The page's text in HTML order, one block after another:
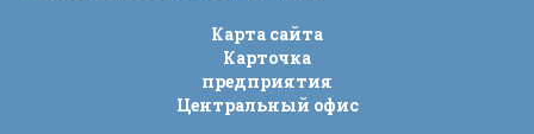
Карта сайта
Карточка
предприятия
Центральный офис